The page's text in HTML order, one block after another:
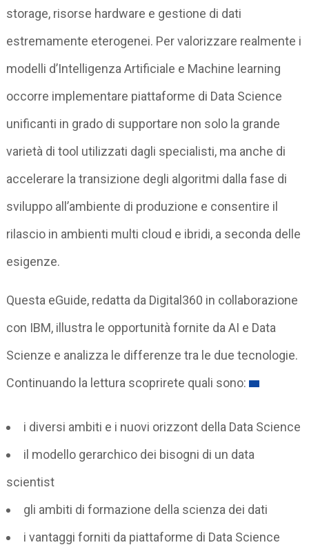
storage, risorse hardware e gestione di dati
estremamente eterogenei. Per valorizzare realmente i
modelli d’Intelligenza Artificiale e Machine learning
occorre implementare piattaforme di Data Science
unificanti in grado di supportare non solo la grande
varietà di tool utilizzati dagli specialisti, ma anche di
accelerare la transizione degli algoritmi dalla fase di
sviluppo all’ambiente di produzione e consentire il
rilascio in ambienti multi cloud e ibridi, a seconda delle
esigenze.
Questa eGuide, redatta da Digital360 in collaborazione
con IBM, illustra le opportunità fornite da AI e Data
Scienze e analizza le differenze tra le due tecnologie.
Continuando la lettura scoprirete quali sono:
i diversi ambiti e i nuovi orizzont della Data Science
il modello gerarchico dei bisogni di un data
scientist
gli ambiti di formazione della scienza dei dati
i vantaggi forniti da piattaforme di Data Science